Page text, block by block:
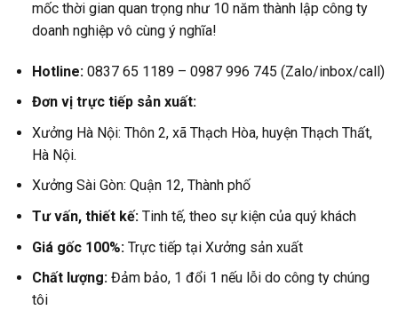
mốc thời gian quan trọng như 10 năm thành lập công ty
doanh nghiệp vô cùng ý nghĩa!
Hotline:0837 65 1189 – 0987 996 745 (Zalo/inbox/call)
Đơn vị trực tiếp sản xuất:
Xưởng Hà Nội: Thôn 2, xã Thạch Hòa, huyện Thạch Thất,
Hà Nội.
Xưởng Sài Gòn: Quận 12, Thành phố
Tư vấn, thiết kế:Tinh tế, theo sự kiện của quý khách
Giá gốc 100%:Trực tiếp tại Xưởng sản xuất
Chất lượng:Đảm bảo, 1 đổi 1 nếu lỗi do công ty chúng
tôi